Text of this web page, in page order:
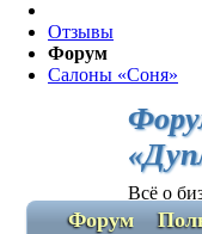
Отзывы
Форум
Салоны «Соня»
Всё о
Форум